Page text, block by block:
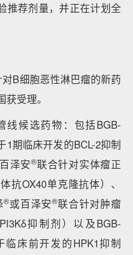
推荐剂量，并正在计划全
对B细胞恶性淋巴瘤的新药
受理。
线候选药物：包括BGB-
1期临床开发的BCL-2抑制
泽安®联合针对实体瘤正
抗OX40单克隆抗体）、
®或百泽安®联合针对肿瘤
抑制剂）以及BGB-
临床前开发的HPK1抑制